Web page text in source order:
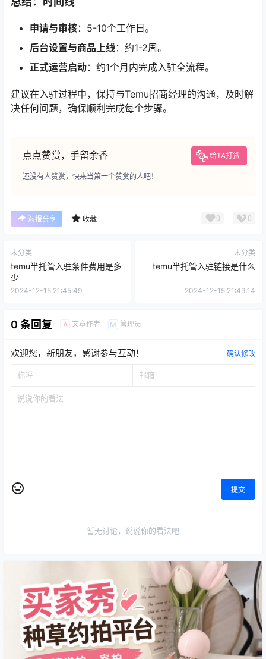
申请与审核：5-10个工作日。
后台设置与商品上线：约1-2周。
正式运营启动：约1个月内完成入驻全流程。
建议在入驻过程中，保持与Temu招商经理的沟通，及时解
决任何问题，确保顺利完成每个步骤。
点点赞赏，手留余香 给TA打赏
还没有人赞赏，快来当第一个赞赏的人吧！
海报分享 收藏 0 0
未分类
temu半托管入驻条件费用是多
少
2024-12-15 21:45:49
未分类
temu半托管入驻链接是什么
2024-12-15 21:49:14
0 条回复 A 文章作者 M 管理员
欢迎您，新朋友，感谢参与互动！ 确认修改
提交
暂无讨论，说说你的看法吧